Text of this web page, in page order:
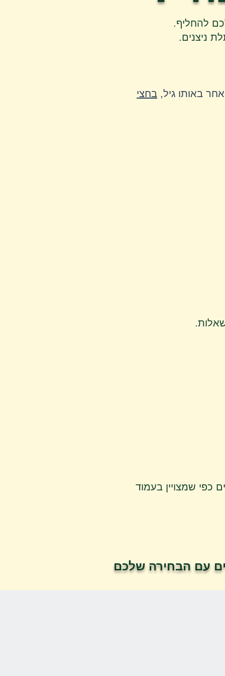
להחליף.
ניצנים.
באותו גיל, בחצי
ו 50 ליטר. לשאר הצמחים כפי שמצויין בעמוד
עם הבחירה שלכם